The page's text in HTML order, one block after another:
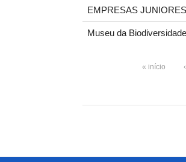
EMPRESAS
Museu da
« início